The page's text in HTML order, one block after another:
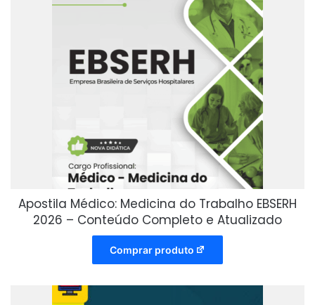
Apostila Médico: Medicina do Trabalho EBSERH
2026 – Conteúdo Completo e Atualizado
Comprar produto